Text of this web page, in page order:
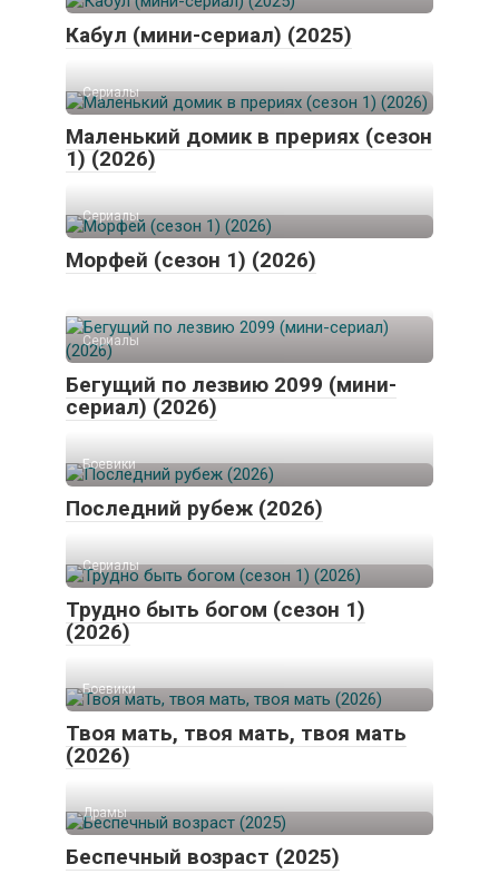
Кабул (мини-сериал) (2025)
Сериалы
Маленький домик в прериях (сезон
1) (2026)
Сериалы
Морфей (сезон 1) (2026)
Сериалы
Бегущий по лезвию 2099 (мини-
сериал) (2026)
Боевики
Последний рубеж (2026)
Сериалы
Трудно быть богом (сезон 1)
(2026)
Боевики
Твоя мать, твоя мать, твоя мать
(2026)
Драмы
Беспечный возраст (2025)